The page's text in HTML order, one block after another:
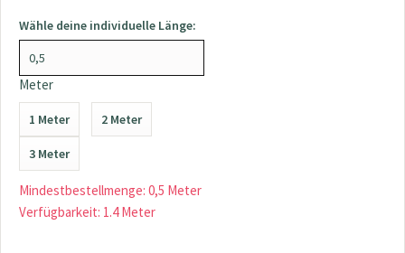
Wähle deine individuelle Länge:
Meter
1 Meter 2 Meter
3 Meter
Mindestbestellmenge: 0,5 Meter
Verfügbarkeit: 1.4 Meter